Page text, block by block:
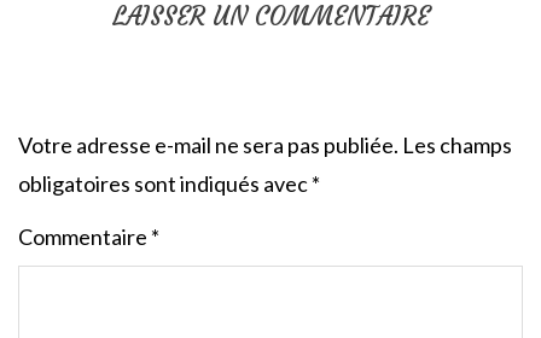
LAISSER UN COMMENTAIRE
Votre adresse e-mail ne sera pas publiée. Les champs
obligatoires sont indiqués avec*
Commentaire *